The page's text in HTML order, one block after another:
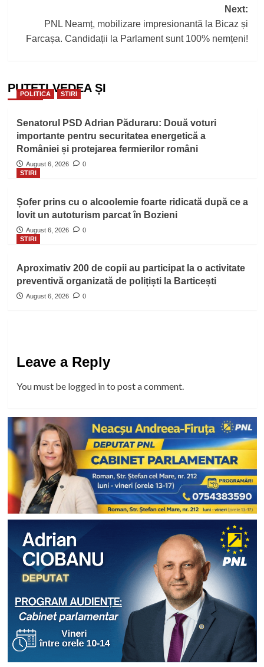
Next:
PNL Neamț, mobilizare impresionantă la Bicaz și
Farcașa. Candidații la Parlament sunt 100% nemțeni!
PUTEȚI VEDEA ȘI
POLITICA STIRI
Senatorul PSD Adrian Păduraru: Două voturi
importante pentru securitatea energetică a
României și protejarea fermierilor români
August 6, 2026
0
STIRI
Șofer prins cu o alcoolemie foarte ridicată după ce a
lovit un autoturism parcat în Bozieni
August 6, 2026
0
STIRI
Aproximativ 200 de copii au participat la o activitate
preventivă organizată de polițiști la Barticești
August 6, 2026 0
Leave a Reply
You must be logged into post a comment.